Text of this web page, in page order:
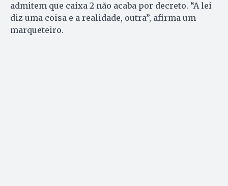
admitem que caixa 2 não acaba por decreto. “A lei
diz uma coisa e a realidade, outra”, afirma um
marqueteiro.